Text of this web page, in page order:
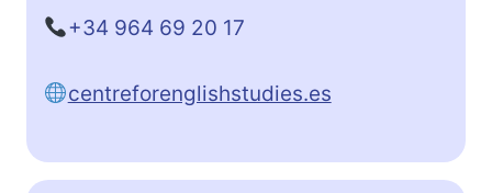
+34 964 69 20 17
centreforenglishstudies.es